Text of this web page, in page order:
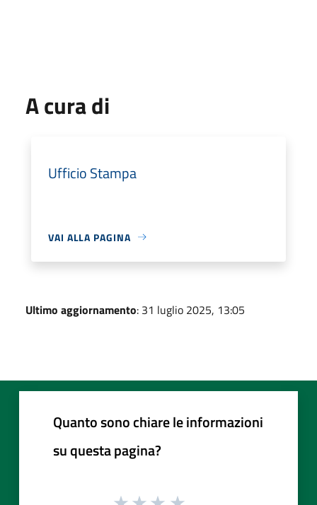
A cura di
Ufficio Stampa
VAI ALLA PAGINA
Ultimo aggiornamento: 31 luglio 2025, 13:05
Quanto sono chiare le informazioni
su questa pagina?